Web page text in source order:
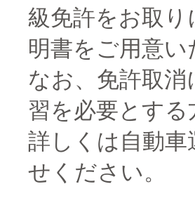
級免許をお取
明書をご用意
なお、免許取
習を必要とす
詳しくは自動
せください。